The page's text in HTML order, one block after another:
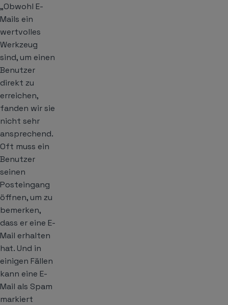
„Obwohl E-
Mails ein
wertvolles
Werkzeug
sind, um einen
Benutzer
direkt zu
erreichen,
fanden wir sie
nicht sehr
ansprechend.
Oft muss ein
Benutzer
seinen
Posteingang
öffnen, um zu
bemerken,
dass er eine E-
Mail erhalten
hat. Und in
einigen Fällen
kann eine E-
Mail als Spam
markiert